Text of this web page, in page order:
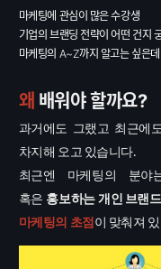
마케팅에 관심이 많은 수강생
기업의 브랜딩 전략이 어떤 건지
마케팅의 A~Z까지 알고는 싶은
왜 배워야 할까요?
과거에도 그랬고 최근에도
차지해 오고 있습니다.
최근엔
마케팅의 분야
혹은 홍보하는개인 브랜드
마케팅의 초점 이 맞춰져